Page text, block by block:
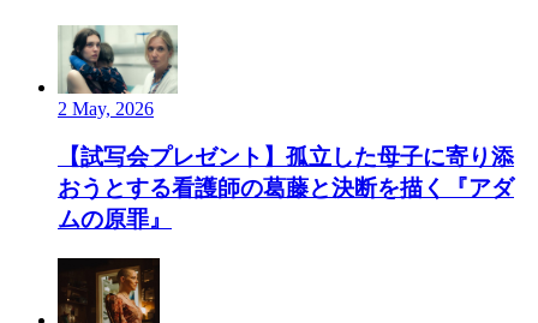
2 May, 2026
【試写会プレゼント】孤立した母子に寄り添
おうとする看護師の葛藤と決断を描く『アダ
ムの原罪』